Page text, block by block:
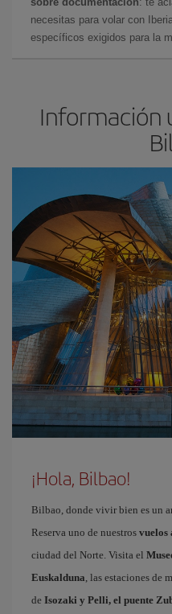
necesitas para volar con
específicos exigidos para la
Información
¡Hola, Bilbao!
Bilbao, donde vivir bien es un
Reserva uno de nuestros vuelos
ciudad del Norte. Visita el
Euskalduna, las estaciones de
de Isozaki y Pelli, el puente